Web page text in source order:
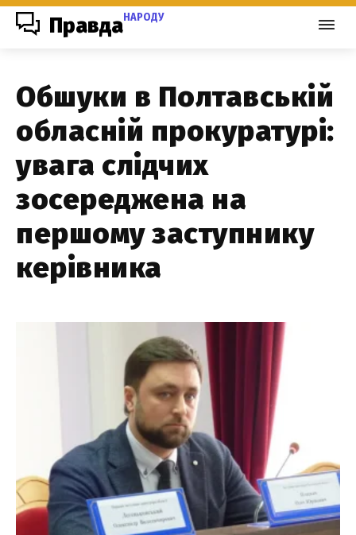
ПравдаНАРОДУ
Обшуки в Полтавській
обласній прокуратурі:
увага слідчих
зосереджена на
першому заступнику
керівника